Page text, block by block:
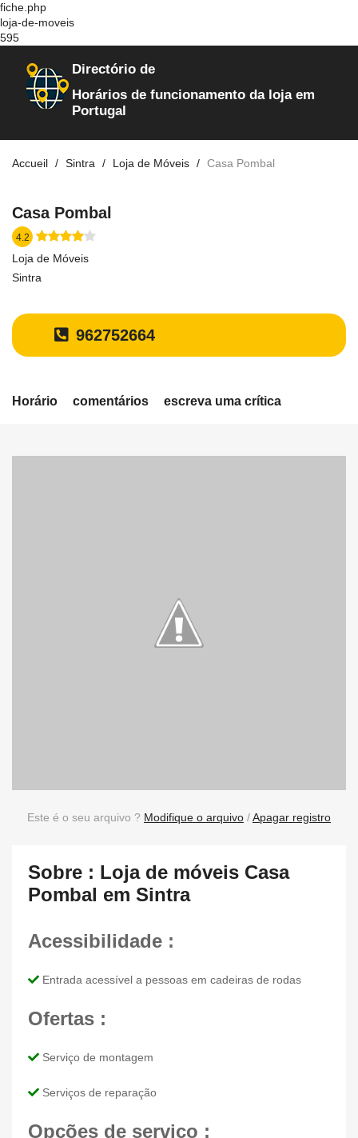
fiche.php
loja-de-moveis
595
Directório de
Horários de funcionamento da loja em
Portugal
Accueil Sintra Loja de Móveis Casa Pombal
Casa Pombal
4.2
Loja de Móveis
Sintra
962752664
Horário comentários escreva uma crítica
Este é o seu arquivo ? Modifique o arquivo /Apagar registro
Sobre : Loja de móveis Casa
Pombal em Sintra
Acessibilidade :
Entrada acessível a pessoas em cadeiras de rodas
Ofertas :
Serviço de montagem
Serviços de reparação
Opções de serviço :